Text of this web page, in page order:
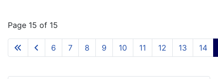
Page 15 of 15
6 7 8 9 10 11 12 13 14